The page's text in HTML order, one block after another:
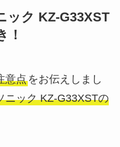
ック KZ-G33XST
！
意点をお伝えしまし
ニック KZ-G33XSTの